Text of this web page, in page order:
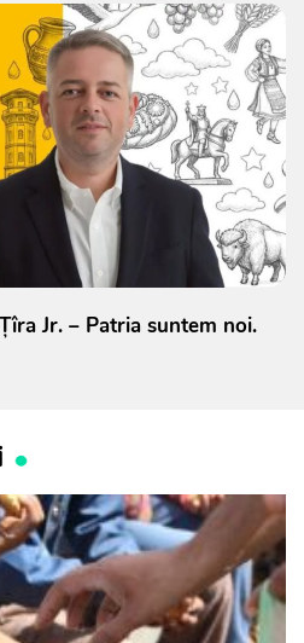
Jr. – Patria suntem noi.